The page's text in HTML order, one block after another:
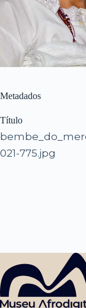
Metadados
Título
021-775.jpg